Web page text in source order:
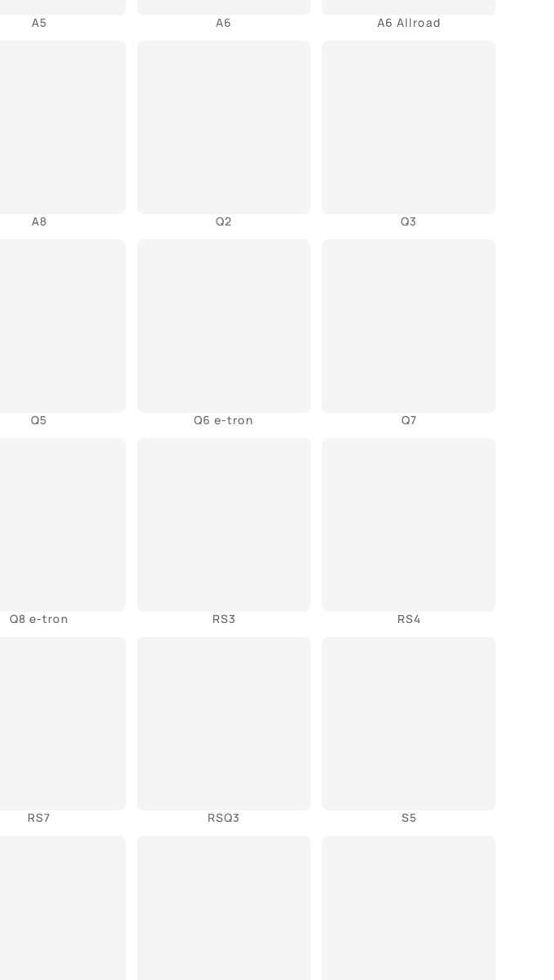
A5 A6 A6 Allroad
A8 Q2 Q3
Q5 Q6 e-tron Q7
Q8 e-tron RS3 RS4
RS7 RSQ3 S5